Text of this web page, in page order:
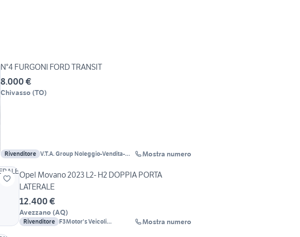
N°4 FURGONI FORD TRANSIT
8.000 €
Chivasso (TO)
Rivenditore V.T.A. Group Noleggio-Vendita-
Mostra numero
Opel Movano 2023 L2- H2 DOPPIA PORTA
LATERALE
12.400 €
Avezzano (AQ)
Rivenditore F3Motor's Veicoli
Mostra numero